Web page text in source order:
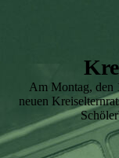
Am Montag, den
neuen